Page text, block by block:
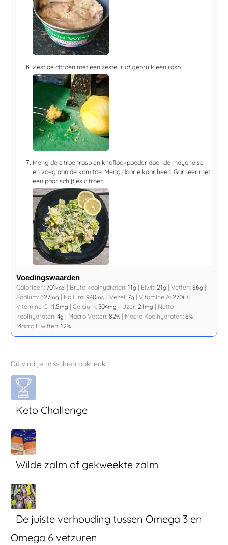
Zest de citroen met een zesteur of gebruik een rasp.
Meng de citroenrasp en knoflookpoeder door de mayonaise
en voeg aan de kom toe. Meng door elkaar heen. Garneer met
een paar schijfjes citroen.
Voedingswaarden
Calorieën: 701kcal | Bruto koolhydraten:11g | Eiwit: 21g |Vetten:66g |
Sodium:627mg | Kalium:940mg |Vezel: 7g |Vitamine A: 270IU |
Vitamine C:11.5mg |Calcium:304mg | IJzer: 2.1mg | Netto
koolhydraten:4g | Macro Vetten:82% | Macro Koolhydraten:6% |
Macro Eiwitten:12%
Dit vind je misschien ook leuk:
Keto Challenge
Wilde zalm of gekweekte zalm
De juiste verhouding tussen Omega 3 en
Omega 6 vetzuren